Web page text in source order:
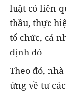
luật có liên
thầu, thực
tổ chức, cá
định đó.
Theo đó,
ứng về tư